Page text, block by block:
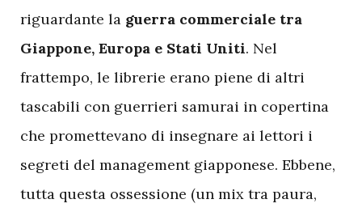
riguardante la guerra commerciale tra
Giappone, Europa e Stati Uniti. Nel
frattempo, le librerie erano piene di altri
tascabili con guerrieri samurai in copertina
che promettevano di insegnare ai lettori i
segreti del management giapponese. Ebbene,
tutta questa ossessione (un mix tra paura,